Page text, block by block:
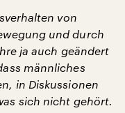
von
und durch
ja auch geändert
männliches
in Diskussionen
sich nicht gehört.